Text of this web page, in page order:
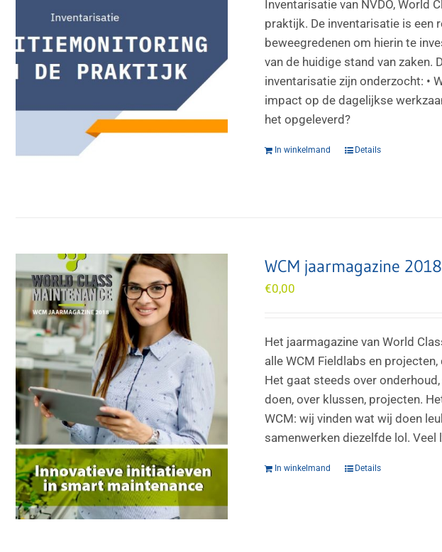
Inventarisatie van NVDO, World
praktijk. De inventarisatie is een
beweegredenen om hierin te
van de huidige stand van
inventarisatie zijn onderzocht: •
impact op de dagelijkse
het opgeleverd?
In winkelmand Details
WCM jaarmagazine 2018
€0,00
Het jaarmagazine van World
alle WCM Fieldlabs en
Het gaat steeds over
doen, over klussen, projecten.
WCM: wij vinden wat wij doen
samenwerken diezelfde lol. Veel
In winkelmand Details